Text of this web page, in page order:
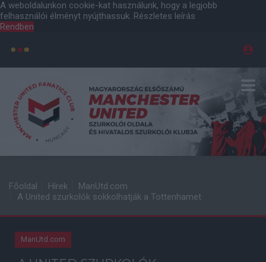
A weboldalunkon cookie-kat használunk, hogy a legjobb
felhasználói élményt nyújthassuk. Részletes leírás
Rendben
Főoldal Hírek
ManUtd.com
A United szurkolók sokkolhatják a Tottenhamet
ManUtd.com